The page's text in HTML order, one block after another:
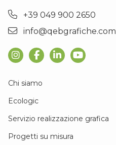
+39 049 900 2650
info@qebgrafiche.com
Chi siamo
Ecologic
Servizio realizzazione grafica
Progetti su misura